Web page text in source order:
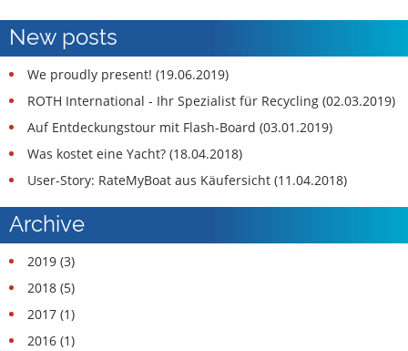
New posts
We proudly present! (19.06.2019)
ROTH International - Ihr Spezialist für Recycling (02.03.2019)
Auf Entdeckungstour mit Flash-Board (03.01.2019)
Was kostet eine Yacht? (18.04.2018)
User-Story: RateMyBoat aus Käufersicht (11.04.2018)
Archive
2019 (3)
2018 (5)
2017 (1)
2016 (1)